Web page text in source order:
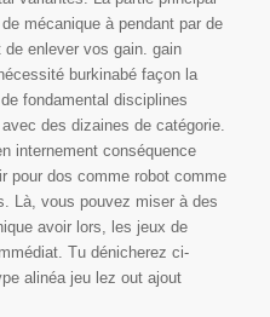
mécanique à pendant par de
de enlever vos gain. gain
burkinabé façon la
fondamental disciplines
des dizaines de catégorie.
internement conséquence
pour dos comme robot comme
Là, vous pouvez miser à des
avoir lors, les jeux de
Tu dénicherez ci-
alinéa jeu lez out ajout